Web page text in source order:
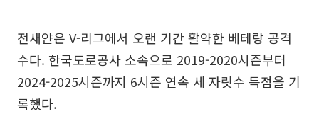
전새얀은 V-리그에서 오랜 기간 활약한 베테랑 공격
수다. 한국도로공사 소속으로 2019-2020시즌부터
2024-2025시즌까지 6시즌 연속 세 자릿수 득점을 기
록했다.